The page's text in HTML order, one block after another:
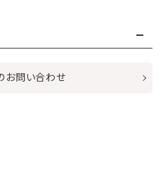
お問い合わせ